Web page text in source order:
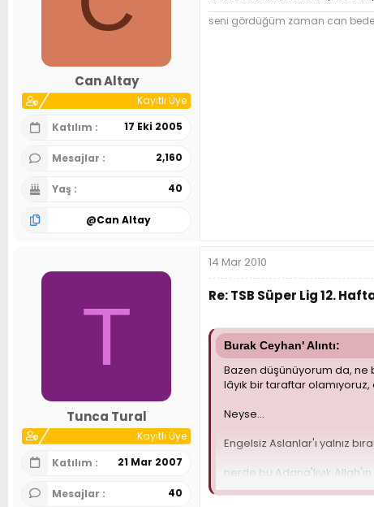
Can Altay
Kayıtlı Üye
Katılım
17 Eki 2005
Mesajlar 2,160
Yaş 40
@Can Altay
seni gördüğüm zaman can
T
Tunca Tural
Kayıtlı Üye
Katılım
21 Mar 2007
Mesajlar 40
14 Mar 2010
Re: TSB Süper Lig 12.
Burak Ceyhan' Alıntı:
Bazen düşünüyorum da, ne
lâyık bir taraftar
Neyse...
Engelsiz Aslanlar'ı yalnız
nerde bu